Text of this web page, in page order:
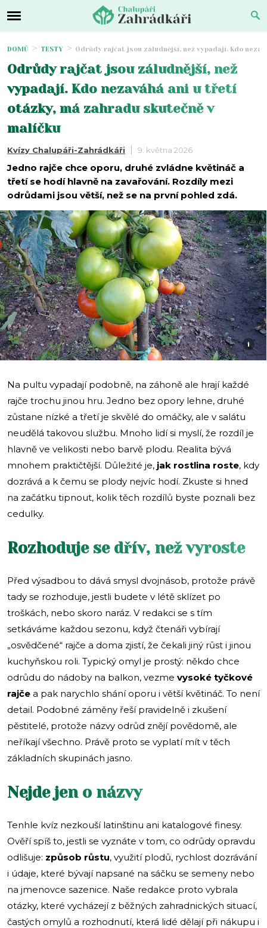
DOMŮ TESTY Odrůdy rajčat jsou záludnější, než vypadají. Kdo
Odrůdy rajčat jsou záludnější, než
vypadají. Kdo nezaváhá ani u třetí
otázky, má zahradu skutečně v
malíčku
Kvízy Chalupáři-Zahrádkáři 9. května 2026
Jedno rajče chce oporu, druhé zvládne květináč a
třetí se hodí hlavně na zavařování. Rozdíly mezi
odrůdami jsou větší, než se na první pohled zdá.
i
Na pultu vypadají podobně, na záhoně ale hrají každé
rajče trochu jinou hru. Jedno bez opory lehne, druhé
zůstane nízké a třetí je skvělé do omáčky, ale v salátu
neudělá takovou službu. Mnoho lidí si myslí, že rozdíl je
hlavně ve velikosti nebo barvě plodu. Realita bývá
mnohem praktičtější. Důležité je, jak rostlina roste, kdy
dozrává a k čemu se plody nejvíc hodí. Zkuste si hned
na začátku tipnout, kolik těch rozdílů byste poznali bez
cedulky.
Rozhoduje se dřív, než vyroste
Před výsadbou to dává smysl dvojnásob, protože právě
tady se rozhoduje, jestli budete v létě sklízet po
troškách, nebo skoro naráz. V redakci se s tím
setkáváme každou sezonu, když čtenáři vybírají
„osvědčené“ rajče a doma zjistí, že čekali jiný růst i jinou
kuchyňskou roli. Typický omyl je prostý: někdo chce
odrůdu do nádoby na balkon, vezme vysoké tyčkové
rajče a pak narychlo shání oporu i větší květináč. To není
detail. Podobné záměny řeší pravidelně i zkušení
pěstitelé, protože názvy odrůd znějí povědomě, ale
neříkají všechno. Právě proto se vyplatí mít v těch
základních skupinách jasno.
Nejde jen o názvy
Tenhle kvíz nezkouší latinštinu ani katalogové finesy.
Ověří spíš to, jestli se vyznáte v tom, co odrůdy opravdu
odlišuje: způsob růstu, využití plodů, rychlost dozrávání
i údaje, které bývají napsané na sáčku se semeny nebo
na jmenovce sazenice. Naše redakce proto vybrala
otázky, které vycházejí z běžných zahradnických situací,
častých omylů a rozhodnutí, která lidé dělají při nákupu i